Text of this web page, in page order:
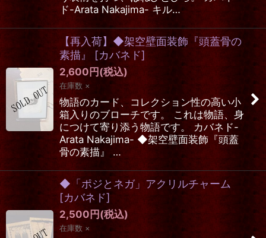
ド-Arata Nakajima- キル…
【再入荷】◆架空壁面装飾『頭蓋骨の
素描』
[カバネド]
2,600 円 (税込)
在庫数 ×
物語のカード、コレクション性の高い小
箱入りのブローチです。 これは物語、身
につけて寄り添う物語です。 カバネド-
Arata Nakajima- ◆架空壁面装飾『頭蓋
骨の素描』 …
◆「ポジとネガ」アクリルチャーム
[カバネド]
2,500 円 (税込)
在庫数 ×